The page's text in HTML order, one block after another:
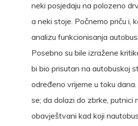
neki posjedaju na polozeno
a neki stoje. Počnemo priču i,
analizu funkcionisanja
Posebno su bile izražene
bi bio prisutan na autobuskoj
određeno vrijeme u toku
se; da dolazi do zbrke, putnici
obavještvani kad koji